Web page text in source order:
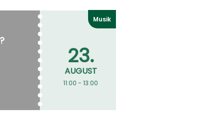
Musik
23.
AUGUST
11:00 - 13:00